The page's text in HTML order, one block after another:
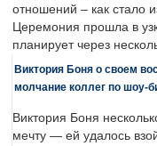
отношений – как стало
Церемония прошла в
планирует через
Виктория Боня о своем
молчание коллег по шоу-
Виктория Боня
мечту — ей удалось